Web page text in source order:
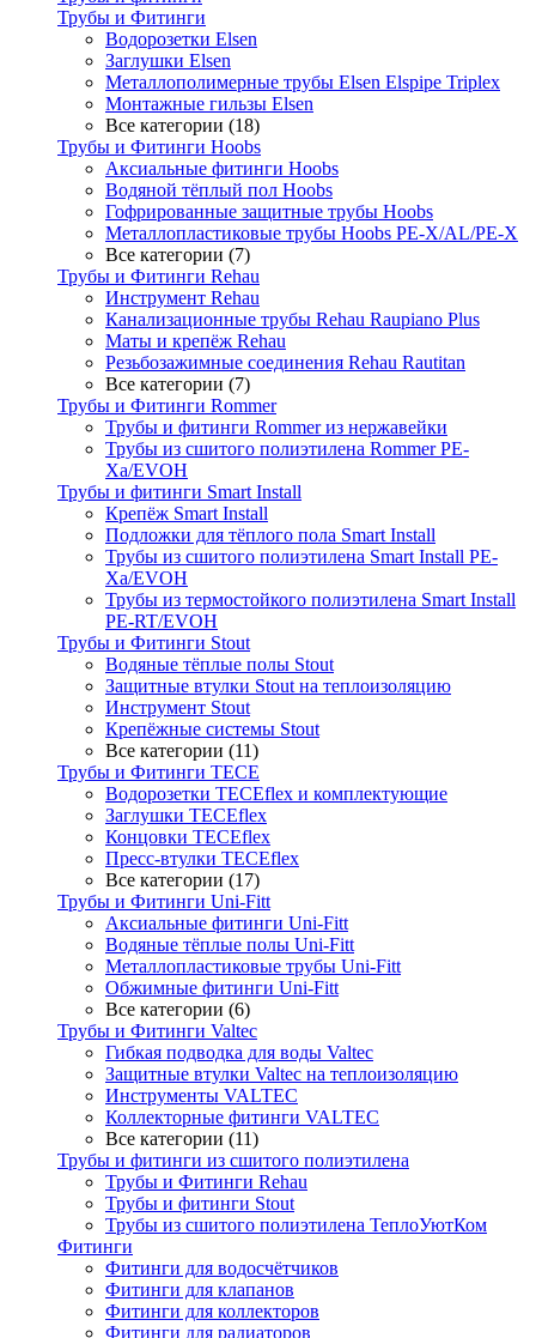
Трубы и Фитинги
Водорозетки Elsen
Заглушки Elsen
Металлополимерные трубы Elsen Elspipe Triplex
Монтажные гильзы Elsen
Все категории (18)
Трубы и Фитинги Hoobs
Аксиальные фитинги Hoobs
Водяной тёплый пол Hoobs
Гофрированные защитные трубы Hoobs
Металлопластиковые трубы Hoobs PE-X/AL/PE-X
Все категории (7)
Трубы и Фитинги Rehau
Инструмент Rehau
Канализационные трубы Rehau Raupiano Plus
Маты и крепёж Rehau
Резьбозажимные соединения Rehau Rautitan
Все категории (7)
Трубы и Фитинги Rommer
Трубы и фитинги Rommer из нержавейки
Трубы из сшитого полиэтилена Rommer PE-
Xa/EVOH
Трубы и фитинги Smart Install
Крепёж Smart Install
Подложки для тёплого пола Smart Install
Трубы из сшитого полиэтилена Smart Install PE-
Xa/EVOH
Трубы из термостойкого полиэтилена Smart Install
PE-RT/EVOH
Трубы и Фитинги Stout
Водяные тёплые полы Stout
Защитные втулки Stout на теплоизоляцию
Инструмент Stout
Крепёжные системы Stout
Все категории (11)
Трубы и Фитинги TECE
Водорозетки TECEflex и комплектующие
Заглушки TECEflex
Концовки TECEflex
Пресс-втулки TECEflex
Все категории (17)
Трубы и Фитинги Uni-Fitt
Аксиальные фитинги Uni-Fitt
Водяные тёплые полы Uni-Fitt
Металлопластиковые трубы Uni-Fitt
Обжимные фитинги Uni-Fitt
Все категории (6)
Трубы и Фитинги Valtec
Гибкая подводка для воды Valtec
Защитные втулки Valtec на теплоизоляцию
Инструменты VALTEC
Коллекторные фитинги VALTEC
Все категории (11)
Трубы и фитинги из сшитого полиэтилена
Трубы и Фитинги Rehau
Трубы и фитинги Stout
Трубы из сшитого полиэтилена ТеплоУютКом
Фитинги
Фитинги для водосчётчиков
Фитинги для клапанов
Фитинги для коллекторов
Фитинги для радиаторов